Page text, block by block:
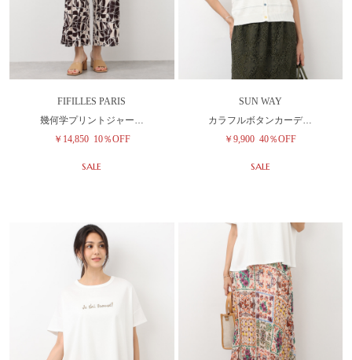
FIFILLES PARIS
幾何学プリントジャー…
￥14,850 10％OFF
SALE
SUN WAY
カラフルボタンカーデ…
￥9,900 40％OFF
SALE